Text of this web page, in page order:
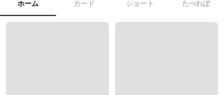
ホーム カード ショート たべれぽ